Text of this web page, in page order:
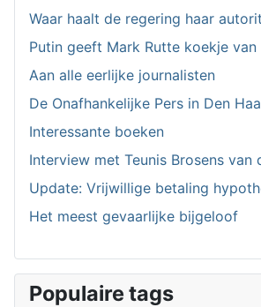
Waar haalt de regering haar
Putin geeft Mark Rutte koekje van
Aan alle eerlijke journalisten
De Onafhankelijke Pers in Den
Interessante boeken
Interview met Teunis Brosens van
Update: Vrijwillige betaling
Het meest gevaarlijke bijgeloof
Populaire tags